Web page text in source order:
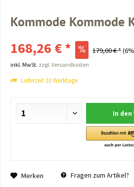
Kommode Kommode
168,26 € * 179,00 € *
inkl. MwSt. zzgl. Versandkosten
Lieferzeit 10 Werktage
In den
Merken Fragen zum Artikel?